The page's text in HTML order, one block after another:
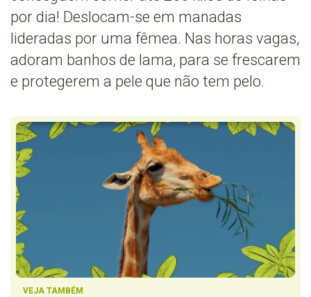
por dia! Deslocam-se em manadas
lideradas por uma fêmea. Nas horas vagas,
adoram banhos de lama, para se frescarem
e protegerem a pele que não tem pelo.
VEJA TAMBÉM